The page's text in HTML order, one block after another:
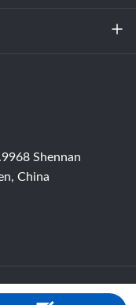
Shennan
China
| Завод і компанія з